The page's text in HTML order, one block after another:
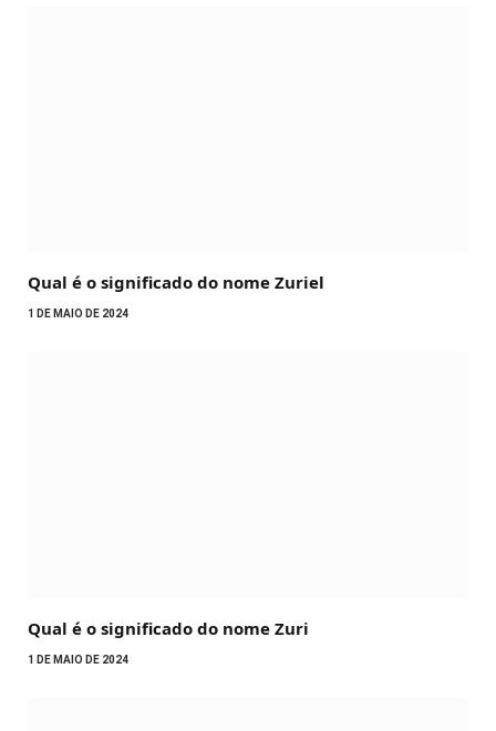
Qual é o significado do nome Zuriel
1 DE MAIO DE 2024
Qual é o significado do nome Zuri
1 DE MAIO DE 2024